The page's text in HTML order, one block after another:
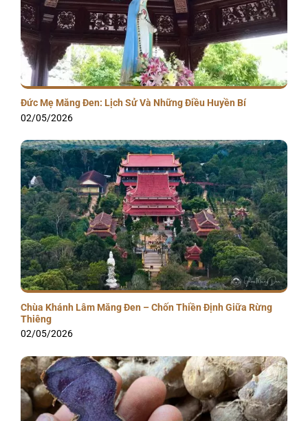
Đức Mẹ Măng Đen: Lịch Sử Và Những Điều Huyền Bí
02/05/2026
Chùa Khánh Lâm Măng Đen – Chốn Thiền Định Giữa Rừng
Thiêng
02/05/2026